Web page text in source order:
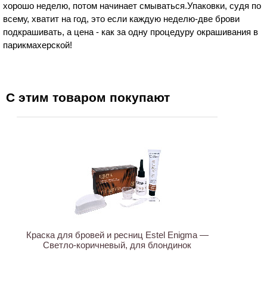
хорошо неделю, потом начинает смываться.Упаковки, судя по
всему, хватит на год, это если каждую неделю-две брови
подкрашивать, а цена - как за одну процедуру окрашивания в
парикмахерской!
С этим товаром покупают
Краска для бровей и ресниц Estel Enigma —
Светло-коричневый, для блондинок